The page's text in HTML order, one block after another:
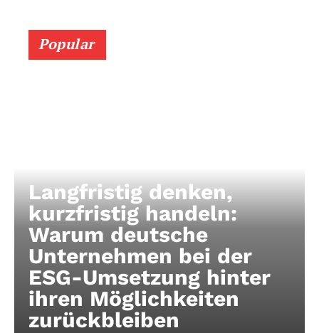
Popular
Langfristig denken,
kurzfristig handeln:
Warum deutsche
Unternehmen bei der
ESG-Umsetzung hinter
ihren Möglichkeiten
zurückbleiben